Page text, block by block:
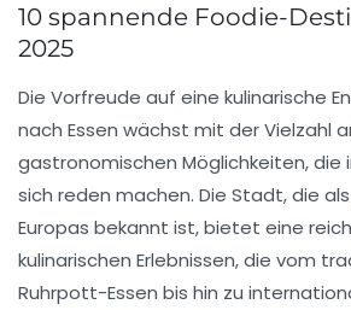
10 spannende Foodie-
2025
Die Vorfreude auf eine kulinarische
nach Essen wächst mit der Vielzahl
gastronomischen Möglichkeiten, die
sich reden machen. Die Stadt, die als
Europas bekannt ist, bietet eine
kulinarischen Erlebnissen, die vom
Ruhrpott-Essen bis hin zu